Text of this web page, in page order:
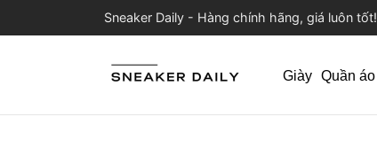
Sneaker Daily - Hàng chính hãng, giá luôn tốt!
Giày Quần áo